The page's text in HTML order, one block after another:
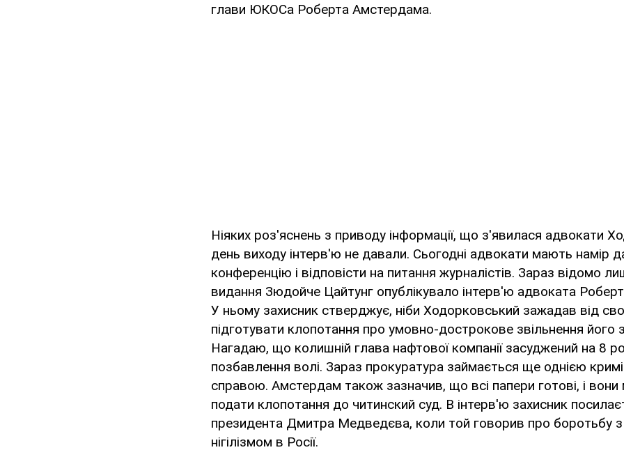
глави ЮКОСа Роберта Амстердама.
Ніяких роз'яснень з приводу інформації, що з'явилася адвокати
день виходу інтерв'ю не давали. Сьогодні адвокати мають намір
конференцію і відповісти на питання журналістів. Зараз відомо
видання Зюдойче Цайтунг опублікувало інтерв'ю адвоката
У ньому захисник стверджує, ніби Ходорковський зажадав від
підготувати клопотання про умовно-дострокове звільнення його
Нагадаю, що колишній глава нафтової компанії засуджений на 8
позбавлення волі. Зараз прокуратура займається ще однією
справою. Амстердам також зазначив, що всі папери готові, і
подати клопотання до читинский суд. В інтерв'ю захисник
президента Дмитра Медведєва, коли той говорив про боротьбу
нігілізмом в Росії.